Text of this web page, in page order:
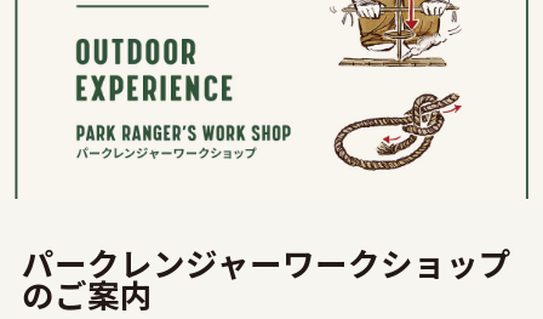
パークレンジャーワークショップ
のご案内